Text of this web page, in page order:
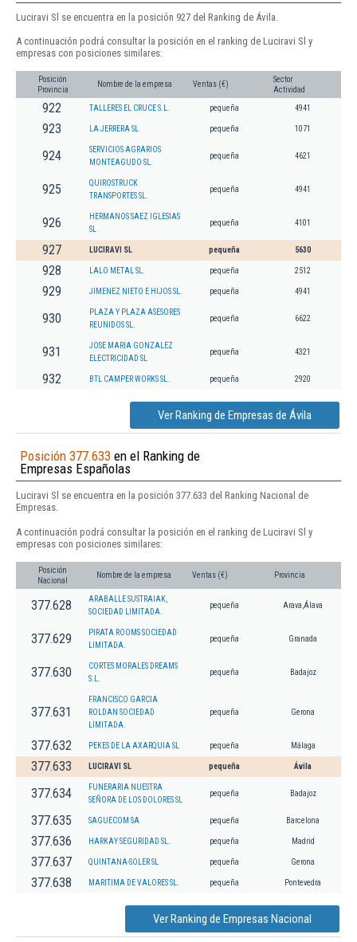
Luciravi Sl se encuentra en la posición 927 del Ranking de Ávila.
A continuación podrá consultar la posición en el ranking de Luciravi Sl y
empresas con posiciones similares:
Posición
Provincia
Nombre de la empresa Ventas (€)
Sector
Actividad
922 TALLERES EL CRUCE S.L. pequeña 4941
923 LA JERRERA SL pequeña 1071
924
SERVICIOS AGRARIOS
MONTEAGUDO SL.
pequeña 4621
925
QUIROSTRUCK
TRANSPORTES SL.
pequeña 4941
926
HERMANOS SAEZ IGLESIAS
SL
pequeña 4101
927 LUCIRAVI SL pequeña 5630
928 LALO METAL SL. pequeña 2512
929 JIMENEZ NIETO E HIJOS SL. pequeña 4941
930
PLAZA Y PLAZA ASESORES
REUNIDOS SL.
pequeña 6622
931
JOSE MARIA GONZALEZ
ELECTRICIDAD SL
pequeña 4321
932 BTL CAMPER WORKS SL. pequeña 2920
Ver Ranking de Empresas de Ávila
Posición 377.633 en el Ranking de
Empresas Españolas
Luciravi Sl se encuentra en la posición 377.633 del Ranking Nacional de
Empresas.
A continuación podrá consultar la posición en el ranking de Luciravi Sl y
empresas con posiciones similares:
Posición
Nacional
Nombre de la empresa Ventas (€) Provincia
377.628
ARABALLE SUSTRAIAK,
SOCIEDAD LIMITADA.
pequeña Arava,Álava
377.629
PIRATA ROOMS SOCIEDAD
LIMITADA.
pequeña Granada
377.630
CORTES MORALES DREAMS
S.L.
pequeña Badajoz
377.631
FRANCISCO GARCIA
ROLDAN SOCIEDAD
LIMITADA.
pequeña Gerona
377.632 PEKES DE LA AXARQUIA SL pequeña Málaga
377.633 LUCIRAVI SL pequeña Ávila
377.634
FUNERARIA NUESTRA
SEÑORA DE LOS DOLORES SL
pequeña Badajoz
377.635 SAGUECOM SA pequeña Barcelona
377.636 HARKAY SEGURIDAD SL. pequeña Madrid
377.637 QUINTANA-SOLER SL pequeña Gerona
377.638 MARITIMA DE VALORES SL. pequeña Pontevedra
Ver Ranking de Empresas Nacional